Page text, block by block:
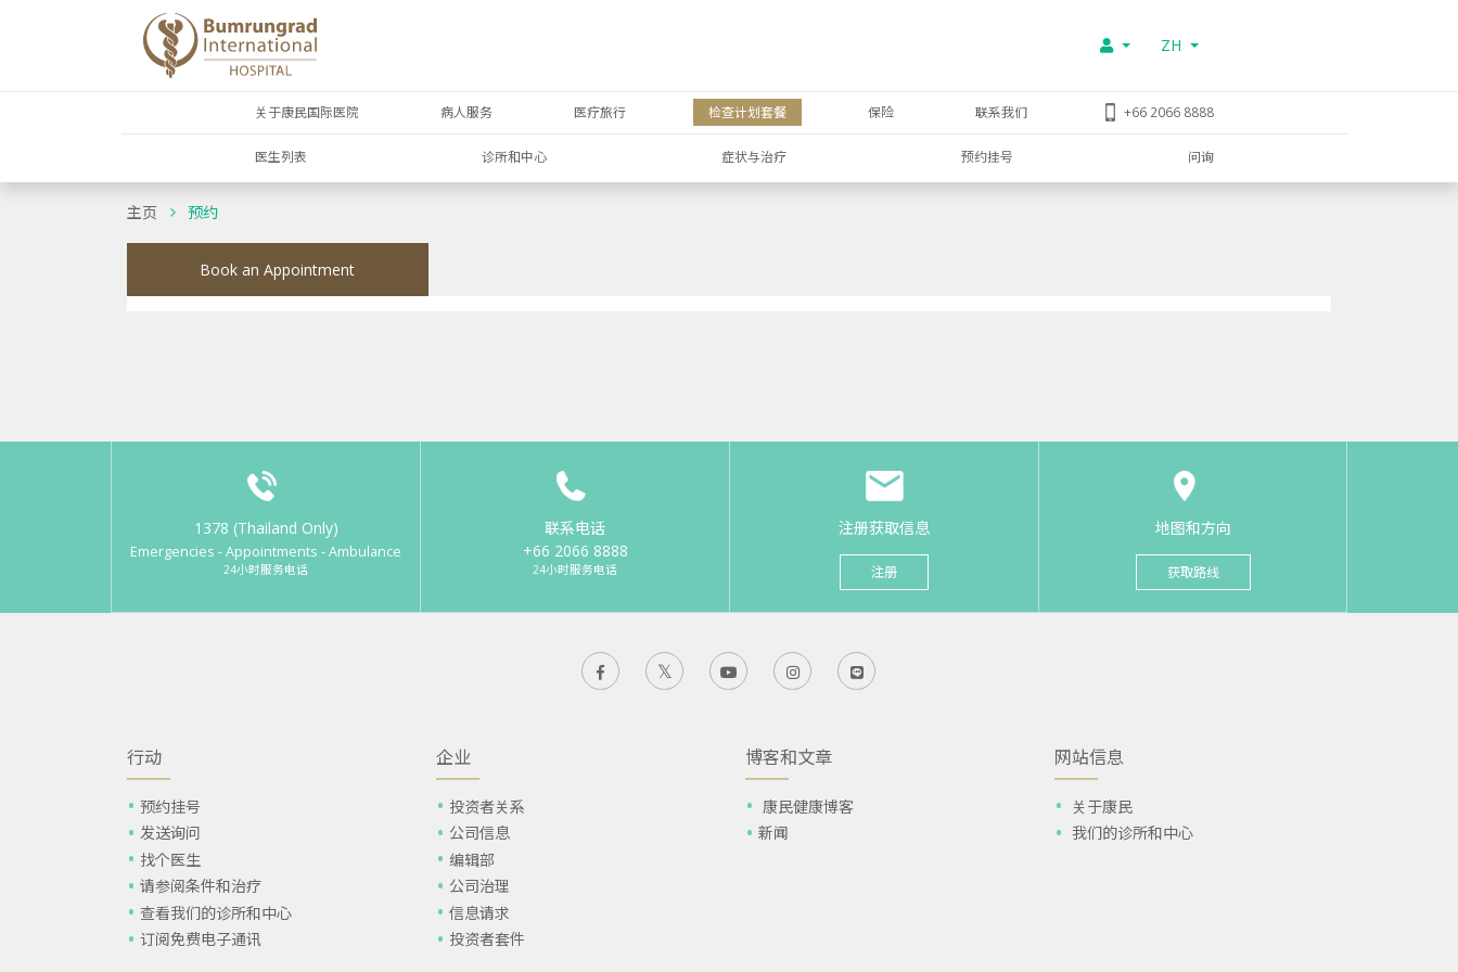
ZH
关于康民国际医院 病人服务 医疗旅行 检查计划套餐 保险 联系我们 +66 2066 8888
医生列表 诊所和中心 症状与治疗 预约挂号 问询
主页 预约
Book an Appointment
1378 (Thailand Only)
Emergencies - Appointments - Ambulance
24小时服务电话
联系电话
+66 2066 8888
24小时服务电话
注册获取信息
注册
地图和方向
获取路线
行动
预约挂号
发送询问
找个医生
请参阅条件和治疗
查看我们的诊所和中心
订阅免费电子通讯
企业
投资者关系
公司信息
编辑部
公司治理
信息请求
投资者套件
博客和文章
康民健康博客
新闻
网站信息
关于康民
我们的诊所和中心